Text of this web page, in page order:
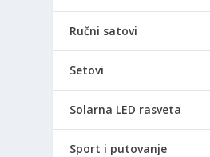
Ručni satovi
Setovi
Solarna LED rasveta
Sport i putovanje